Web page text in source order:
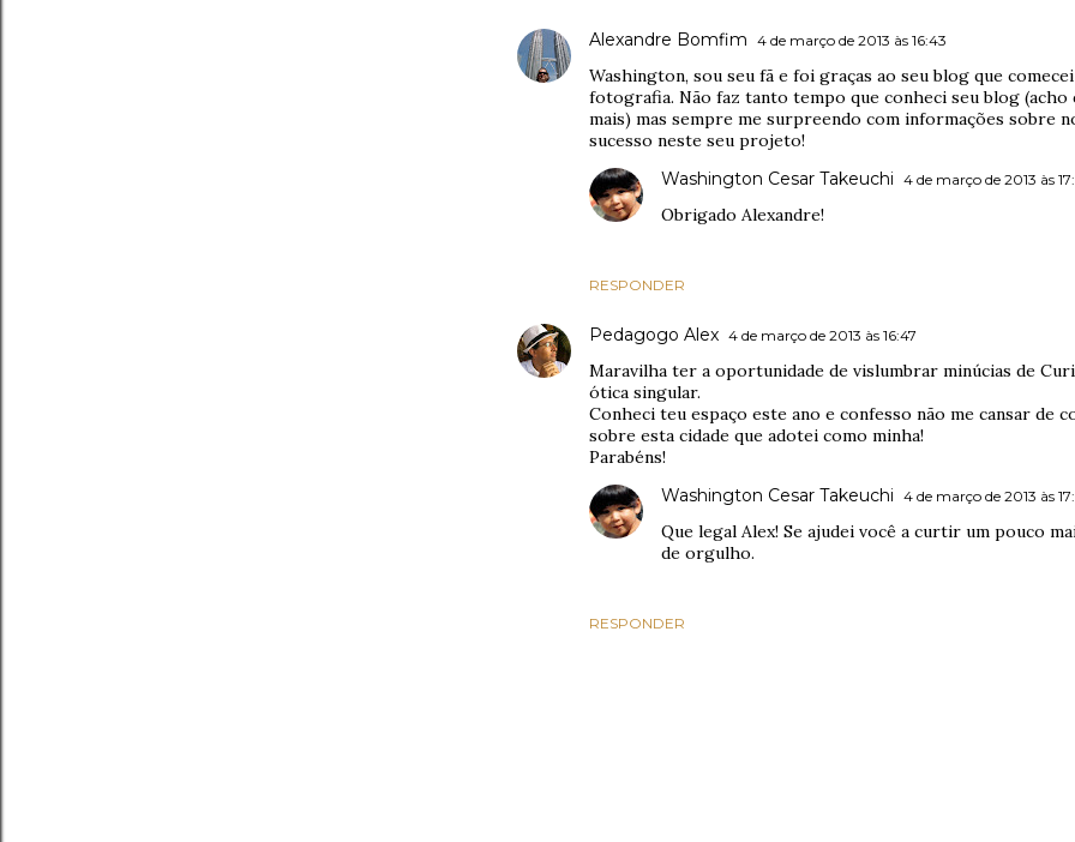
Alexandre Bomfim 4 de março de 2013 às 16:43
Washington, sou seu fã e foi graças ao seu blog que
fotografia. Não faz tanto tempo que conheci seu blog (acho
mais) mas sempre me surpreendo com informações sobre
sucesso neste seu projeto!
RESPONDER
Washington Cesar Takeuchi 4 de março de 2013 às
Obrigado Alexandre!
Pedagogo Alex 4 de março de 2013 às 16:47
Maravilha ter a oportunidade de vislumbrar minúcias de
ótica singular.
Conheci teu espaço este ano e confesso não me cansar de
sobre esta cidade que adotei como minha!
Parabéns!
RESPONDER
Washington Cesar Takeuchi 4 de março de 2013 às
Que legal Alex! Se ajudei você a curtir um pouco
de orgulho.